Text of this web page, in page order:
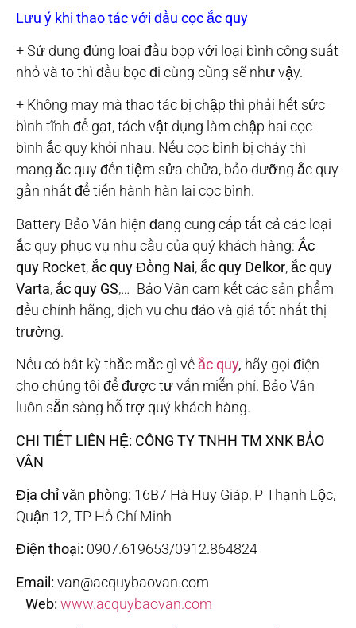
Lưu ý khi thao tác với đầu cọc ắc quy
+ Sử dụng đúng loại đầu bọp với loại bình công suất
nhỏ và to thì đầu bọc đi cùng cũng sẽ như vậy.
+ Không may mà thao tác bị chập thì phải hết sức
bình tĩnh để gạt, tách vật dụng làm chập hai cọc
bình ắc quy khỏi nhau. Nếu cọc bình bị cháy thì
mang ắc quy đến tiệm sửa chửa, bảo dưỡng ắc quy
gần nhất để tiến hành hàn lại cọc bình.
Battery Bảo Vân hiện đang cung cấp tất cả các loại
ắc quy phục vụ nhu cầu của quý khách hàng: Ắc
quy Rocket,ắc quy Đồng Nai,ắc quy Delkor,ắc quy
Varta,ắc quy GS,… Bảo Vân cam kết các sản phẩm
đều chính hãng, dịch vụ chu đáo và giá tốt nhất thị
trường.
Nếu có bất kỳ thắc mắc gì vềắc quy, hãy gọi điện
cho chúng tôi để được tư vấn miễn phí. Bảo Vân
luôn sẵn sàng hỗ trợ quý khách hàng.
CHI TIẾT LIÊN HỆ: CÔNG TY TNHH TM XNK BẢO
VÂN
Địa chỉ văn phòng: 16B7 Hà Huy Giáp, P Thạnh Lộc,
Quận 12, TP Hồ Chí Minh
Điện thoại: 0907.619653/0912.864824
Email: van@acquybaovan.com
Web: www.acquybaovan.com